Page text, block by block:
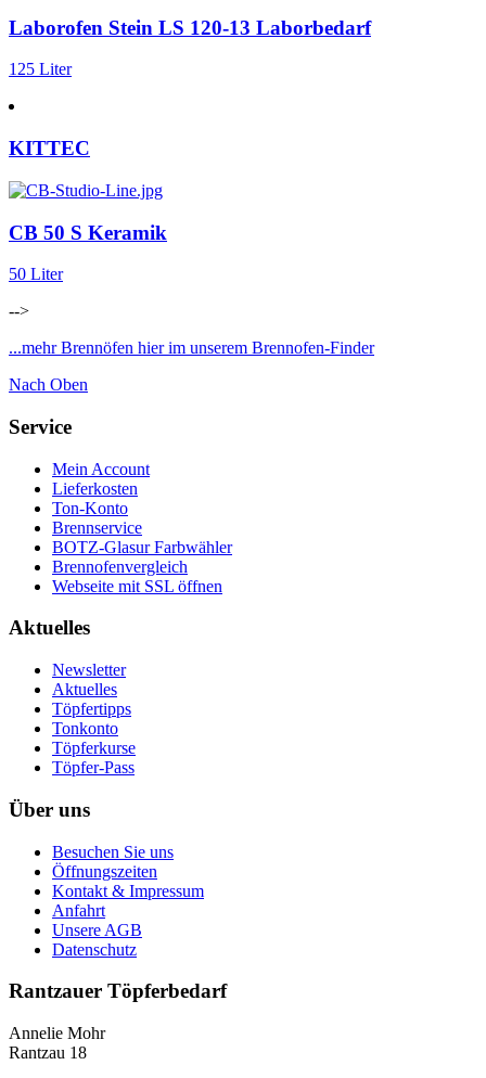
Laborofen Stein LS 120-13 Laborbedarf
125 Liter
KITTEC
CB 50 S Keramik
50 Liter
-->
...mehr Brennöfen hier im unserem Brennofen-Finder
Nach Oben
Service
Mein Account
Lieferkosten
Ton-Konto
Brennservice
BOTZ-Glasur Farbwähler
Brennofenvergleich
Webseite mit SSL öffnen
Aktuelles
Newsletter
Aktuelles
Töpfertipps
Tonkonto
Töpferkurse
Töpfer-Pass
Über uns
Besuchen Sie uns
Öffnungszeiten
Kontakt & Impressum
Anfahrt
Unsere AGB
Datenschutz
Rantzauer Töpferbedarf
Annelie Mohr
Rantzau 18